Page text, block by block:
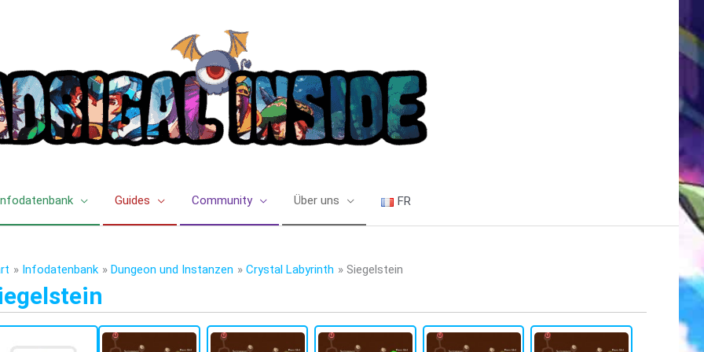
Guides Community Über uns FR
Infodatenbank Dungeon und Instanzen Crystal Labyrinth Siegelstein